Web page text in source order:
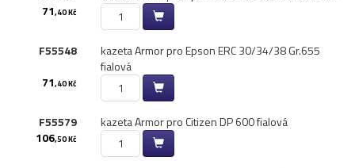
pro jehličkové tiskárny
pro inkoustové tiskárny
pro kopírovací stroje
Papíry a fólie
Filamenty 3DW
71,40 Kč
F55548
kazeta Armor pro Epson ERC 30/​34/​38 Gr.​655
fialová
71,40 Kč
F55579
kazeta Armor pro Citizen DP 600 fialová
106,50 Kč